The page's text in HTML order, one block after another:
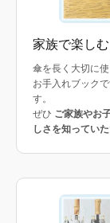
家族で楽し
傘を長く大切に
お手入れブック
す。
ぜひ ご家族やお
しさを知ってい